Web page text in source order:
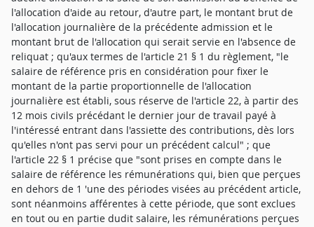
l'allocation d'aide au retour, d'autre part, le montant brut de
l'allocation journalière de la précédente admission et le
montant brut de l'allocation qui serait servie en l'absence de
reliquat ; qu'aux termes de l'article 21 § 1 du règlement, "le
salaire de référence pris en considération pour fixer le
montant de la partie proportionnelle de l'allocation
journalière est établi, sous réserve de l'article 22, à partir des
12 mois civils précédant le dernier jour de travail payé à
l'intéressé entrant dans l'assiette des contributions, dès lors
qu'elles n'ont pas servi pour un précédent calcul" ; que
l'article 22 § 1 précise que "sont prises en compte dans le
salaire de référence les rémunérations qui, bien que perçues
en dehors de 1 'une des périodes visées au précédent article,
sont néanmoins afférentes à cette période, que sont exclues
en tout ou en partie dudit salaire, les rémunérations perçues